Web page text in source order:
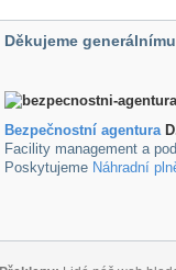
Děkujeme
Bezpečnostní agentura
Facility management a
Poskytujeme Náhradní